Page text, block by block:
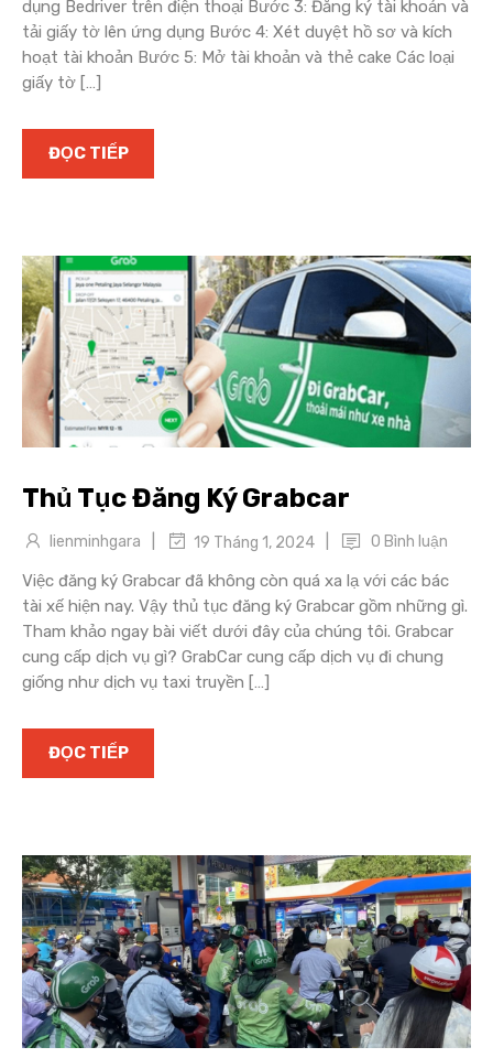
dụng Bedriver trên điện thoại Bước 3: Đăng ký tài khoản và
tải giấy tờ lên ứng dụng Bước 4: Xét duyệt hồ sơ và kích
hoạt tài khoản Bước 5: Mở tài khoản và thẻ cake Các loại
giấy tờ […]
ĐỌC TIẾP
Thủ Tục Đăng Ký Grabcar
lienminhgara 19 Tháng 1, 2024 0 Bình luận
Việc đăng ký Grabcar đã không còn quá xa lạ với các bác
tài xế hiện nay. Vậy thủ tục đăng ký Grabcar gồm những gì.
Tham khảo ngay bài viết dưới đây của chúng tôi. Grabcar
cung cấp dịch vụ gì? GrabCar cung cấp dịch vụ đi chung
giống như dịch vụ taxi truyền […]
ĐỌC TIẾP